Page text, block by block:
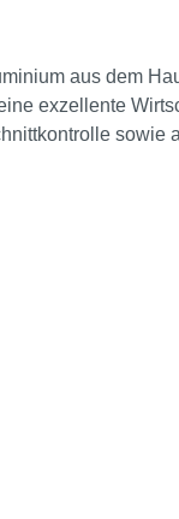
aus dem
exzellente